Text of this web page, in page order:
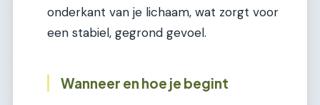
onderkant van je lichaam, wat zorgt voor
een stabiel, gegrond gevoel.
Wanneer en hoe je begint